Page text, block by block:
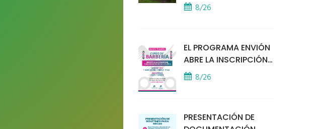
MÓDULO POLICIAL
8/26
EL PROGRAMA ENVIÓN
ABRE LA INSCRIPCIÓN
A UN CURSO DE
BARBERÍA
8/26
PRESENTACIÓN DE